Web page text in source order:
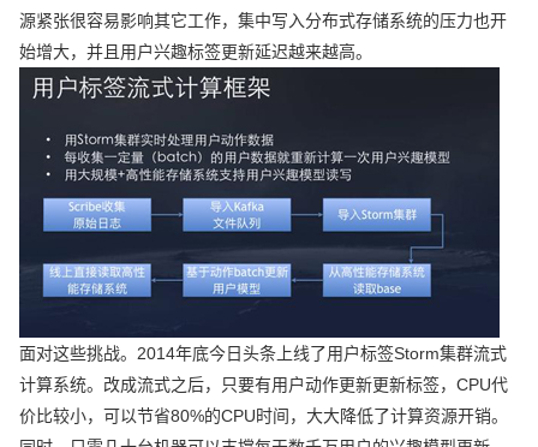
源紧张很容易影响其它工作，集中写入分布式存储系统的压力也开
始增大，并且用户兴趣标签更新延迟越来越高。
面对这些挑战。2014年底今日头条上线了用户标签Storm集群流式
计算系统。改成流式之后，只要有用户动作更新更新标签，CPU代
价比较小，可以节省80%的CPU时间，大大降低了计算资源开销。